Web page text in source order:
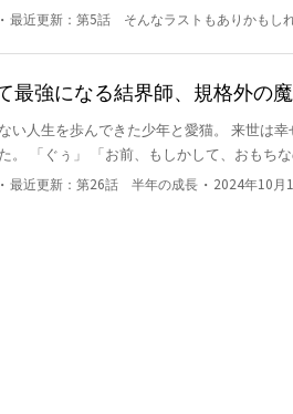
り、最高の仲間、最高の――。
なバナナ」
10年後、ゲームに疎くなっていた俺だが
れは『リアルマネー』を稼げる上に『前
強だった俺なら、間違いなく大金持ちに
でも、リアルでも、俺は天下を取ってやる
・ 最近更新： 第5話 そんなラストもありかもし
最強になる結界師、規格外の
い人生を歩んできた少年と愛猫。 来世は
。 「ぐぅ」 「お前、もしかして、おもち
の努力をして、元猫の竜と幸せになってい
・ 最近更新： 第26話 半年の成長 ・ 2024年10月